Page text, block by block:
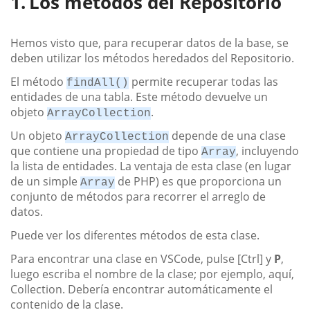
Hemos visto que, para recuperar datos de la base, se
deben utilizar los métodos heredados del Repositorio.
El método findAll() permite recuperar todas las
entidades de una tabla. Este método devuelve un
objeto ArrayCollection.
Un objeto ArrayCollection depende de una clase
que contiene una propiedad de tipo Array, incluyendo
la lista de entidades. La ventaja de esta clase (en lugar
de un simple Array de PHP) es que proporciona un
conjunto de métodos para recorrer el arreglo de
datos.
Puede ver los diferentes métodos de esta clase.
Para encontrar una clase en VSCode, pulse [Ctrl] y P,
luego escriba el nombre de la clase; por ejemplo, aquí,
Collection. Debería encontrar automáticamente el
contenido de la clase.